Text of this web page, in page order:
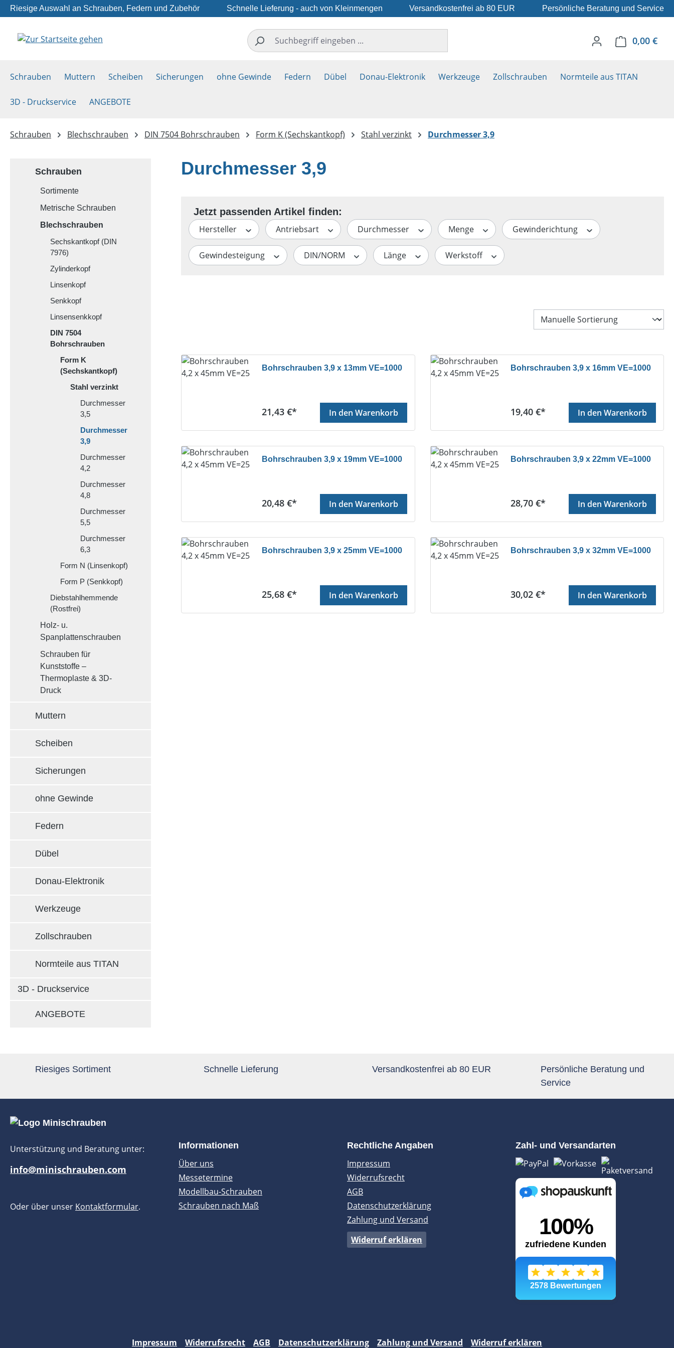
Hauptinhalt springen
Zur Suche springen
Zur Hauptnavigation springen
Riesige Auswahl an Schrauben, Federn und Zubehör Schnelle Lieferung - auch von Kleinmengen Versandkostenfrei ab 80 EUR Persönliche Beratung und Service
0,00 €
Schrauben Muttern Scheiben Sicherungen ohne Gewinde Federn Dübel Donau-Elektronik Werkzeuge Zollschrauben Normteile aus TITAN
3D - Druckservice ANGEBOTE
Schrauben Blechschrauben DIN 7504 Bohrschrauben Form K (Sechskantkopf) Stahl verzinkt Durchmesser 3,9
Schrauben
Sortimente
Metrische Schrauben
Blechschrauben
Sechskantkopf (DIN
7976)
Zylinderkopf
Linsenkopf
Senkkopf
Linsensenkkopf
DIN 7504
Bohrschrauben
Form K
(Sechskantkopf)
Stahl verzinkt
Durchmesser
3,5
Durchmesser
3,9
Durchmesser
4,2
Durchmesser
4,8
Durchmesser
5,5
Durchmesser
6,3
Form N (Linsenkopf)
Form P (Senkkopf)
Diebstahlhemmende
(Rostfrei)
Holz- u.
Spanplattenschrauben
Schrauben für
Kunststoffe –
Thermoplaste & 3D-
Druck
Muttern
Scheiben
Sicherungen
ohne Gewinde
Federn
Dübel
Donau-Elektronik
Werkzeuge
Zollschrauben
Normteile aus TITAN
3D - Druckservice
ANGEBOTE
Durchmesser 3,9
Hersteller Antriebsart Durchmesser Menge Gewinderichtung
Gewindesteigung DIN/NORM Länge Werkstoff
Bohrschrauben 3,9 x 13mm VE=1000
Regulärer Preis:
21,43 €* In den Warenkorb
Bohrschrauben 3,9 x 16mm VE=1000
Regulärer Preis:
19,40 €* In den Warenkorb
Bohrschrauben 3,9 x 19mm VE=1000
Regulärer Preis:
20,48 €* In den Warenkorb
Bohrschrauben 3,9 x 22mm VE=1000
Regulärer Preis:
28,70 €* In den Warenkorb
Bohrschrauben 3,9 x 25mm VE=1000
Regulärer Preis:
25,68 €* In den Warenkorb
Bohrschrauben 3,9 x 32mm VE=1000
Regulärer Preis:
30,02 €* In den Warenkorb
Riesiges Sortiment Schnelle Lieferung Versandkostenfrei ab 80 EUR
Persönliche Beratung und
Service
Unterstützung und Beratung unter:
info@minischrauben.com
Oder über unser Kontaktformular.
Informationen
Über uns
Messetermine
Modellbau-Schrauben
Schrauben nach Maß
Rechtliche Angaben
Impressum
Widerrufsrecht
AGB
Datenschutzerklärung
Zahlung und Versand
Widerruf erklären
Zahl- und Versandarten
Impressum Widerrufsrecht AGB Datenschutzerklärung Zahlung und Versand Widerruf erklären